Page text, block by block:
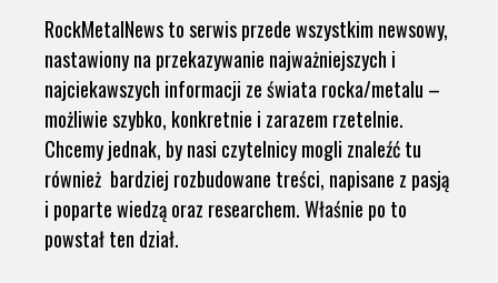
RockMetalNews to serwis przede wszystkim newsowy,
nastawiony na przekazywanie najważniejszych i
najciekawszych informacji ze świata rocka/metalu –
możliwie szybko, konkretnie i zarazem rzetelnie.
Chcemy jednak, by nasi czytelnicy mogli znaleźć tu
również bardziej rozbudowane treści, napisane z pasją
i poparte wiedzą oraz researchem. Właśnie po to
powstał ten dział.